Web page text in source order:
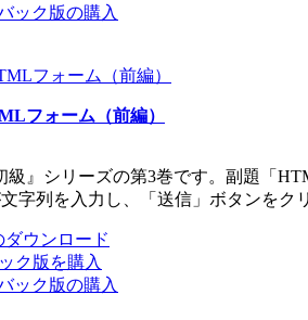
ック版の購入
フォーム（前編）
級』シリーズの第3巻です。副題「
字列を入力し、「送信」ボタンをク
ダウンロード
ク版を購入
ック版の購入